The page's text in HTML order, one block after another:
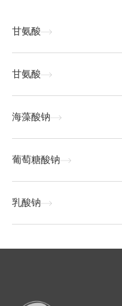
甘氨酸
甘氨酸
海藻酸钠
葡萄糖酸钠
乳酸钠